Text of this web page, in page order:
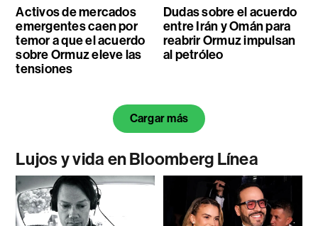
Activos de mercados
emergentes caen por
temor a que el acuerdo
sobre Ormuz eleve las
tensiones
Dudas sobre el acuerdo
entre Irán y Omán para
reabrir Ormuz impulsan
al petróleo
Cargar más
Lujos y vida en Bloomberg Línea